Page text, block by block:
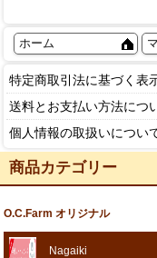
ホーム
特定商取引法に基づく表
送料とお支払い方法につ
個人情報の取扱いについ
商品カテゴリー
O.C.Farm オリジナル
Nagaiki